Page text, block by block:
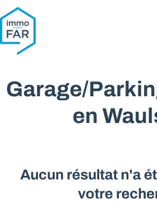
Aller au contenu principal
Garage/
en
Aucun résultat n'a
votre